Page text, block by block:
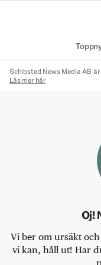
Schibsted News Media AB
Läs mer här
Oj!
Vi ber om ursäkt
vi kan, håll ut! Har